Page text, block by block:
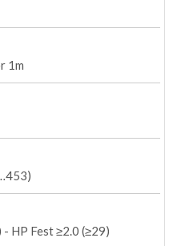
1m
HP Fest ≥2.0 (≥29)